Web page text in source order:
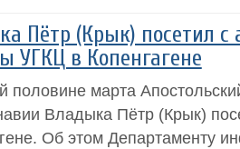
Пётр (Крык) посетил с
УГКЦ в Копенгагене
половине марта
Владыка Пётр (Крык)
Об этом Департаменту